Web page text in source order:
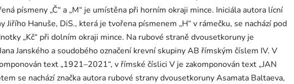
písmeny „Č“ a „M“ je umístěna při horním okraji mince. Iniciála autora lícní
Jiřího Hanuše, DiS., která je tvořena písmenem „H“ v rámečku, se nachází pod
„Kč“ při dolním okraji mince. Na rubové straně dvousetkoruny je
Janského a soudobého označení krevní skupiny AB římským číslem IV. V
text „1921–2021“, v římské číslici V je zakomponován text „JAN
se nachází značka autora rubové strany dvousetkoruny Asamata Baltaeva,